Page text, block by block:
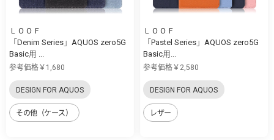
ＬＯＯＦ
「Denim Series」AQUOS zero5G
Basic用 ...
参考価格￥1,680
DESIGN FOR AQUOS
その他（ケース）
ＬＯＯＦ
「Pastel Series」AQUOS zero5G
Basic用...
参考価格￥2,580
DESIGN FOR AQUOS
レザー